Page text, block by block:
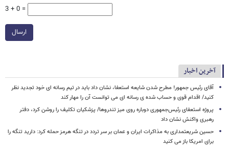
3 + 0 =
ارسال
آخرین اخبار
آقای رئیس جمهور! مطرح شدن شایعه استعفا، نشان داد باید در تیم رسانه ای خود تجدید نظر
کنید/ اقدام قوی و حساب شده ی رسانه ای می توانست آن را مهار کند
پروژه استعفای رئیس‌جمهوری دوباره روی میز تندروها/ پزشکیان تکلیف را روشن کرد، دفتر
رهبری واکنش نشان داد
حسین شریعتمداری به مذاکرات ایران و عمان بر سر تردد در تنگه هرمز حمله کرد: دارید تنگه را
برای امریکا باز می کنید